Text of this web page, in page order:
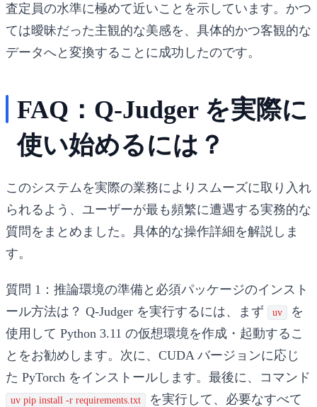
査定員の水準に極めて近いことを示しています。かつ
ては曖昧だった主観的な美感を、具体的かつ客観的な
データへと変換することに成功したのです。
FAQ：Q-Judger を実際に
使い始めるには？
このシステムを実際の業務によりスムーズに取り入れ
られるよう、ユーザーが最も頻繁に遭遇する実務的な
質問をまとめました。具体的な操作詳細を解説しま
す。
質問 1：推論環境の準備と必須パッケージのインスト
ール方法は？ Q-Judger を実行するには、まず uv
を
使用して Python 3.11 の仮想環境を作成・起動するこ
とをお勧めします。次に、CUDA バージョンに応じ
た PyTorch をインストールします。最後に、コマンド
uv pip install -r requirements.txt
を実行して、必要なすべて